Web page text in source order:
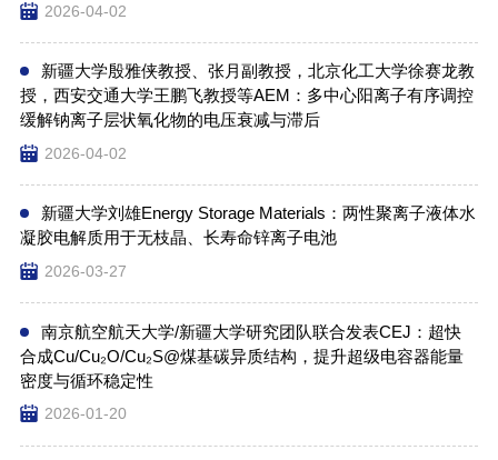
2026-04-02
新疆大学殷雅侠教授、张月副教授，北京化工大学徐赛龙教
授，西安交通大学王鹏飞教授等AEM：多中心阳离子有序调控
缓解钠离子层状氧化物的电压衰减与滞后
2026-04-02
新疆大学刘雄Energy Storage Materials：两性聚离子液体水
凝胶电解质用于无枝晶、长寿命锌离子电池
2026-03-27
南京航空航天大学/新疆大学研究团队联合发表CEJ：超快
合成Cu/Cu₂O/Cu₂S@煤基碳异质结构，提升超级电容器能量
密度与循环稳定性
2026-01-20